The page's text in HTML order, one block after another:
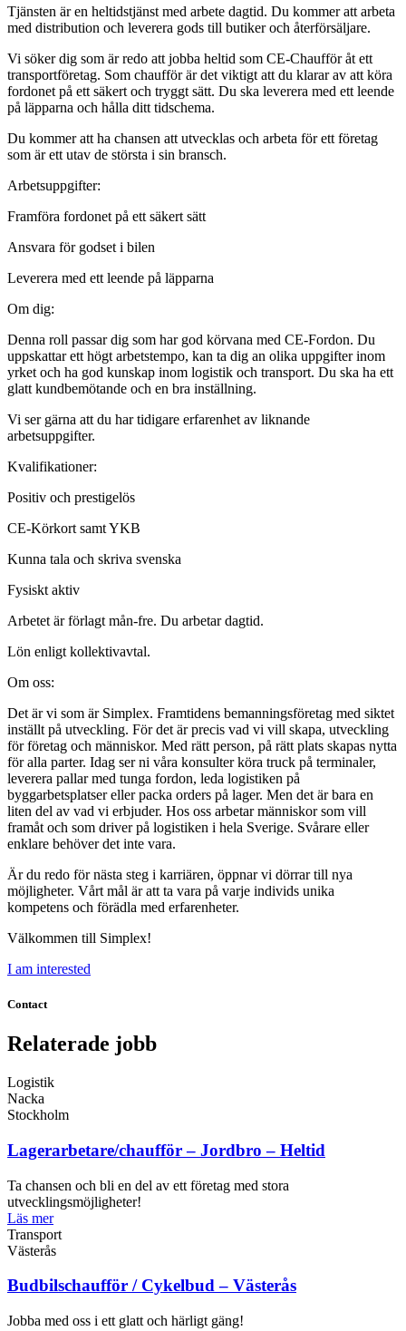
Tjänsten är en heltidstjänst med arbete dagtid. Du kommer att arbeta
med distribution och leverera gods till butiker och återförsäljare.
Vi söker dig som är redo att jobba heltid som CE-Chaufför åt ett
transportföretag. Som chaufför är det viktigt att du klarar av att köra
fordonet på ett säkert och tryggt sätt. Du ska leverera med ett leende
på läpparna och hålla ditt tidschema.
Du kommer att ha chansen att utvecklas och arbeta för ett företag
som är ett utav de största i sin bransch.
Arbetsuppgifter:
Framföra fordonet på ett säkert sätt
Ansvara för godset i bilen
Leverera med ett leende på läpparna
Om dig:
Denna roll passar dig som har god körvana med CE-Fordon. Du
uppskattar ett högt arbetstempo, kan ta dig an olika uppgifter inom
yrket och ha god kunskap inom logistik och transport. Du ska ha ett
glatt kundbemötande och en bra inställning.
Vi ser gärna att du har tidigare erfarenhet av liknande
arbetsuppgifter.
Kvalifikationer:
Positiv och prestigelös
CE-Körkort samt YKB
Kunna tala och skriva svenska
Fysiskt aktiv
Arbetet är förlagt mån-fre. Du arbetar dagtid.
Lön enligt kollektivavtal.
Om oss:
Det är vi som är Simplex. Framtidens bemanningsföretag med siktet
inställt på utveckling. För det är precis vad vi vill skapa, utveckling
för företag och människor. Med rätt person, på rätt plats skapas nytta
för alla parter. Idag ser ni våra konsulter köra truck på terminaler,
leverera pallar med tunga fordon, leda logistiken på
byggarbetsplatser eller packa orders på lager. Men det är bara en
liten del av vad vi erbjuder. Hos oss arbetar människor som vill
framåt och som driver på logistiken i hela Sverige. Svårare eller
enklare behöver det inte vara.
Är du redo för nästa steg i karriären, öppnar vi dörrar till nya
möjligheter. Vårt mål är att ta vara på varje individs unika
kompetens och förädla med erfarenheter.
Välkommen till Simplex!
I am interested
Contact
Relaterade jobb
Logistik
Nacka
Stockholm
Lagerarbetare/chaufför – Jordbro – Heltid
Ta chansen och bli en del av ett företag med stora
utvecklingsmöjligheter!
Läs mer
Transport
Västerås
Budbilschaufför / Cykelbud – Västerås
Jobba med oss i ett glatt och härligt gäng!